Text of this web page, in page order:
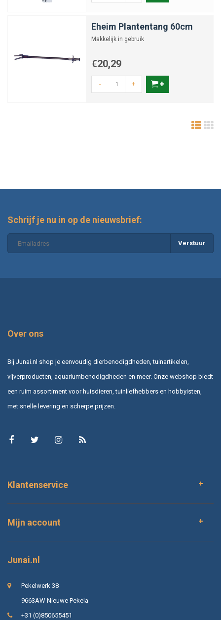
Eheim Plantentang 60cm
Makkelijk in gebruik
€20,29
- +
Schrijf je nu in op de nieuwsbrief:
Verstuur
Over ons
Bij Junai.nl shop je eenvoudig dierbenodigdheden, tuinartikelen,
vijverproducten, aquariumbenodigdheden en meer. Onze webshop biedt
een ruim assortiment voor huisdieren, tuinliefhebbers en hobbyisten,
met snelle levering en scherpe prijzen.
Klantenservice
Mijn account
Junai.nl
Pekelwerk 38
9663AW Nieuwe Pekela
+31 (0)850655451